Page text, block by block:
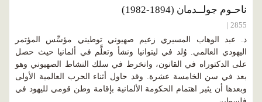
ناحـوم جولــدمان (1894-1982)
2855 |
د. عبد الوهاب المسيري زعيم صهيوني توطيني مؤسِّس المؤتمر
اليهودي العالمي. وُلد في ليتوانيا ونشأ وتعلَّم في ألمانيا حيث حصل
على الدكتوراه في القانون، وانخرط في سلك النشاط الصهيوني وهو
بعد في سن الخامسة عشرة. وقد حاول أثناء الحرب العالمية الأولى
وبعدها أن يثير اهتمام الحكومة الألمانية بإقامة وطن قومي لليهود في